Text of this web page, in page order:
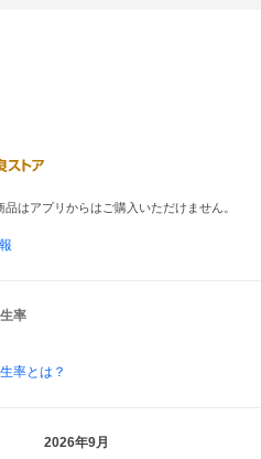
はアプリからはご購入いただけません。
率
率とは？
2026年9月